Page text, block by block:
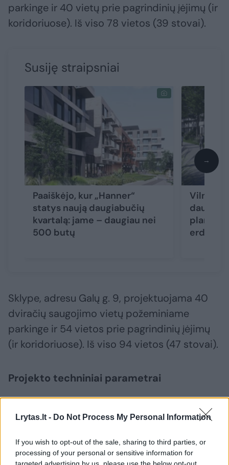
Lrytas.lt - Do Not Process My Personal Information
If you wish to opt-out of the sale, sharing to third parties, or
processing of your personal or sensitive information for
targeted advertising by us, please use the below opt-out
parkinge ir 40 vietų prie pagrindinių įėjimų (ir
koridoriuose). Iš viso 78 vietos (39 stovai).
Susiję straipsniai
Paaiškėjo, kur „Hanner“
statys naują daugiabučių
kvartalą: jame – daugiau nei
500 butų
Vilniuje
erdvės
→
Sklype, adresu Galų g. 9, projektuojama 40
dviračių saugojimo vietų požeminiame
parkinge ir 54 vietos prie pagrindinių įėjimų
(ir koridoriuose). Iš viso 94 vietos (47 stovai).
Projekto techniniai parametrai
Planuojamo objekto adresas – Galų g. 1, 5 ir 9,
Sklypo plotas – 20 929 kv. m: